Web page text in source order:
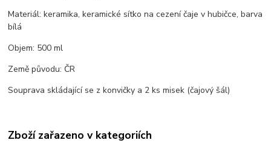
Materiál: keramika, keramické sítko na cezení čaje v hubičce, barva
bílá
Objem: 500 ml
Země původu: ČR
Souprava skládající se z konvičky a 2 ks misek (čajový šál)
Zboží zařazeno v kategoriích